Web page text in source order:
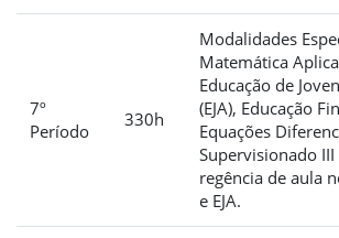
7º
Período
330h
Modalidades
Matemática
Educação de
(EJA), Educação
Equações
Supervisionado
regência de aula
e EJA.